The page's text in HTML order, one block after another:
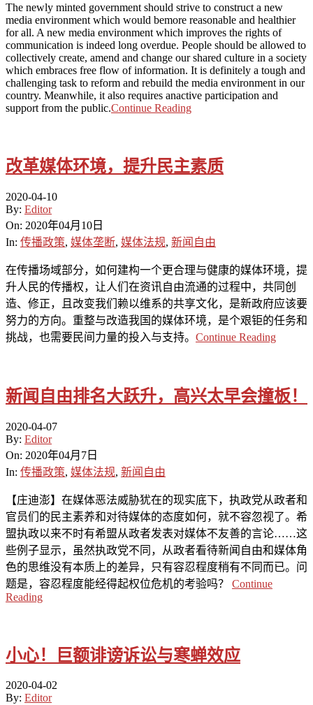
The newly minted government should strive to construct a new
media environment which would bemore reasonable and healthier
for all. A new media environment which improves the rights of
communication is indeed long overdue. People should be allowed to
collectively create, amend and change our shared culture in a society
which embraces free flow of information. It is definitely a tough and
challenging task to reform and rebuild the media environment in our
country. Meanwhile, it also requires anactive participation and
support from the public.Continue Reading
改革媒体环境，提升民主素质
2020-04-10
By: Editor
On: 2020年04月10日
In: 传播政策, 媒体垄断, 媒体法规, 新闻自由
在传播场域部分，如何建构一个更合理与健康的媒体环境，提
升人民的传播权，让人们在资讯自由流通的过程中，共同创
造、修正，且改变我们赖以维系的共享文化，是新政府应该要
努力的方向。重整与改造我国的媒体环境，是个艰钜的任务和
挑战，也需要民间力量的投入与支持。 Continue Reading
新闻自由排名大跃升，高兴太早会撞板！
2020-04-07
By: Editor
On: 2020年04月7日
In: 传播政策, 媒体法规, 新闻自由
【庄迪澎】在媒体恶法威胁犹在的现实底下，执政党从政者和
官员们的民主素养和对待媒体的态度如何，就不容忽视了。希
盟执政以来不时有希盟从政者发表对媒体不友善的言论……这
些例子显示，虽然执政党不同，从政者看待新闻自由和媒体角
色的思维没有本质上的差异，只有容忍程度稍有不同而已。问
题是，容忍程度能经得起权位危机的考验吗？ Continue
Reading
小心！巨额诽谤诉讼与寒蝉效应
2020-04-02
By: Editor